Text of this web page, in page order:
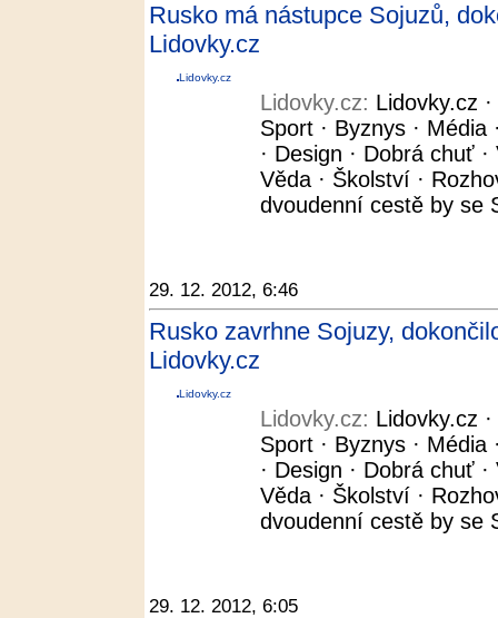
Rusko má nástupce Sojuzů,
Lidovky.cz
Lidovky.cz
Lidovky.cz: Lidovky.cz
Sport · Byznys ·
· Design · Dobrá chuť
Věda · Školství ·
dvoudenní cestě by se
29. 12. 2012, 6:46
Rusko zavrhne Sojuzy,
Lidovky.cz
Lidovky.cz
Lidovky.cz: Lidovky.cz
Sport · Byznys ·
· Design · Dobrá chuť
Věda · Školství ·
dvoudenní cestě by se
29. 12. 2012, 6:05